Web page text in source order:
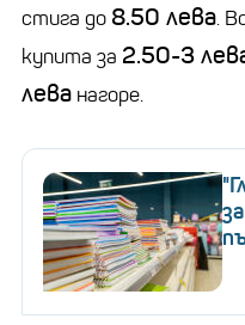
стига до 8.50 лева.
купита за 2.50-3
лева нагоре.